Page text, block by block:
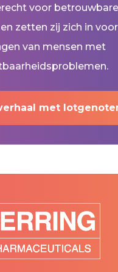
voor betrouwbare
zetten zij zich in
van mensen met
met